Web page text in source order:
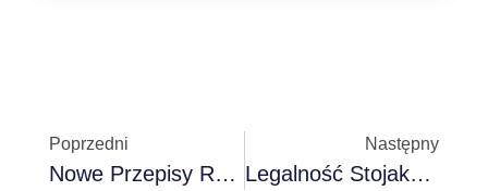
Poprzedni
Nowe Przepisy Ruchu Drogowego W Hiszpanii: Kluczowe Zmiany DGT W Maju 2025 R.
Następny
Legalność Stojaków Rowerowych W Hiszpanii Według DGT W 2025 R.